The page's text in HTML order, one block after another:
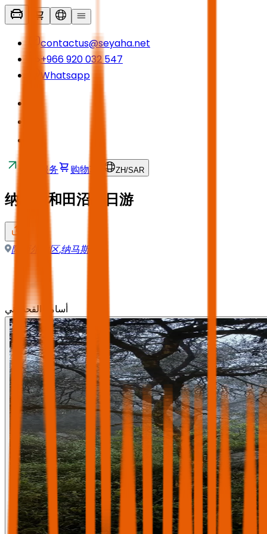
contactus@seyaha.net
+966 920 032 547
Whatsapp
接送服务 购物车 ZH/SAR
纳马斯和田沼两日游
阿西尔地区,纳马斯
أسامة القحطاني